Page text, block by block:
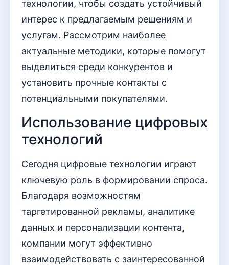
технологии, чтобы создать устойчивый
интерес к предлагаемым решениям и
услугам. Рассмотрим наиболее
актуальные методики, которые помогут
выделиться среди конкурентов и
установить прочные контакты с
потенциальными покупателями.
Использование цифровых
технологий
Сегодня цифровые технологии играют
ключевую роль в формировании спроса.
Благодаря возможностям
таргетированной рекламы, аналитике
данных и персонализации контента,
компании могут эффективно
взаимодействовать с заинтересованной